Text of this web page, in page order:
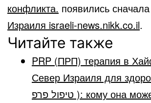
конфликта. появились
Израиля israeli-news.nikk.co.il.
Читайте также
PRP (ПРП) терапия в
Север Израиля для
טיפול פרפ ): кому она может подойти и